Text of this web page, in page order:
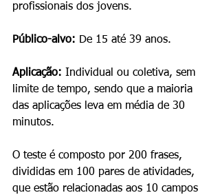
profissionais dos jovens.
Público-alvo: De 15 até 39 anos.
Aplicação: Individual ou coletiva, sem
limite de tempo, sendo que a maioria
das aplicações leva em média de 30
minutos.
O teste é composto por 200 frases,
divididas em 100 pares de atividades,
que estão relacionadas aos 10 campos